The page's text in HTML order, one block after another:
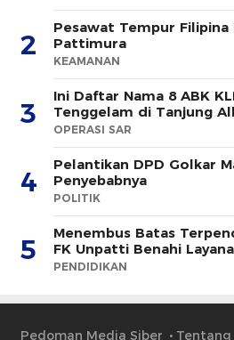
2
Pesawat Tempur Filipina
Pattimura
KEAMANAN
3
Ini Daftar Nama 8 ABK
Tenggelam di Tanjung
OPERASI SAR
4
Pelantikan DPD Golkar
Penyebabnya
POLITIK
5
Menembus Batas
FK Unpatti Benahi
PENDIDIKAN
Pedoman Media Siber Tentang